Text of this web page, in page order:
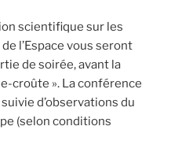
scientifique sur les
l’Espace vous seront
de soirée, avant la
croûte ». La conférence
d’observations du
(selon conditions